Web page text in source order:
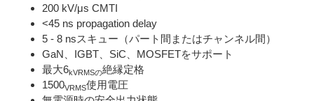
200 kV/μs CMTI
<45 ns propagation delay
5 - 8 nsスキュー（パート間またはチャンネル間）
GaN、IGBT、SiC、MOSFETをサポート
最大6kVRMSの絶縁定格
1500VRMS使用電圧